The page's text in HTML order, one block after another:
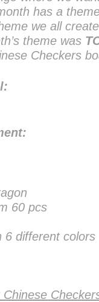
has a
we all
theme was
Checkers
60 pcs
6 different colors
Chinese